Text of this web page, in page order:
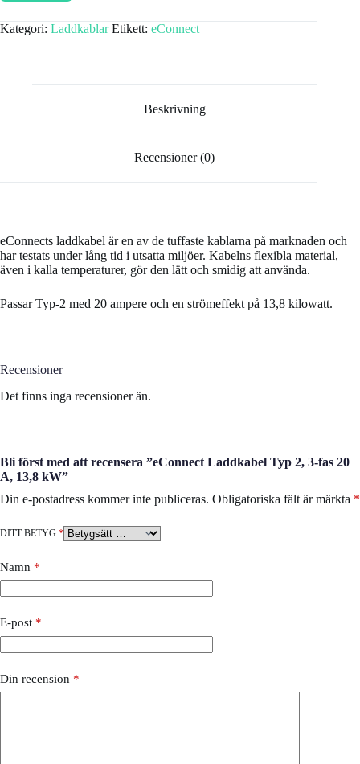
Kategori: Laddkablar Etikett: eConnect
Beskrivning
Recensioner (0)
eConnects laddkabel är en av de tuffaste kablarna på marknaden och
har testats under lång tid i utsatta miljöer. Kabelns flexibla material,
även i kalla temperaturer, gör den lätt och smidig att använda.
Passar Typ-2 med 20 ampere och en strömeffekt på 13,8 kilowatt.
Recensioner
Det finns inga recensioner än.
Bli först med att recensera ”eConnect Laddkabel Typ 2, 3-fas 20
A, 13,8 kW”
Din e-postadress kommer inte publiceras. Obligatoriska fält är märkta *
DITT BETYG *
Namn *
E-post *
Din recension *